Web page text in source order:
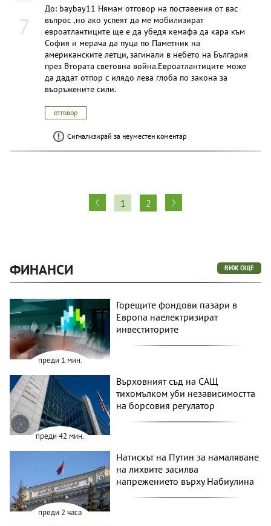
7
До: baybay11 Нямам отговор на поставения от вас
въпрос ,но ако успеят да ме мобилизират
евроатлантиците ще е да убедя кемафа да кара към
София и мерача да пуца по Паметник на
американските летци, загинали в небето на България
през Втората световна война.Евроатлантиците може
да дадат отпор с илядо лева глоба по закона за
въоръжените сили.
отговор
Сигнализирай за неуместен коментар
1 2
ФИНАНСИ ВИЖ ОЩЕ
преди 1 мин.
Горещите фондови пазари в
Европа наелектризират
инвеститорите
преди 42 мин.
Върховният съд на САЩ
тихомълком уби независимостта
на борсовия регулатор
преди 2 часа
Натискът на Путин за намаляване
на лихвите засилва
напрежението върху Набиулина